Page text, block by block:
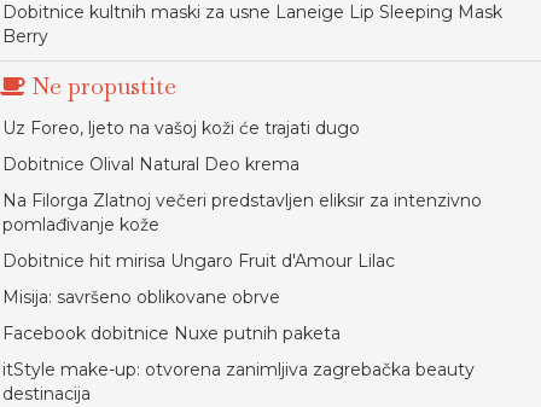
Dobitnice kultnih maski za usne Laneige Lip Sleeping Mask
Berry
Ne propustite
Uz Foreo, ljeto na vašoj koži će trajati dugo
Dobitnice Olival Natural Deo krema
Na Filorga Zlatnoj večeri predstavljen eliksir za intenzivno
pomlađivanje kože
Dobitnice hit mirisa Ungaro Fruit d'Amour Lilac
Misija: savršeno oblikovane obrve
Facebook dobitnice Nuxe putnih paketa
itStyle make-up: otvorena zanimljiva zagrebačka beauty
destinacija